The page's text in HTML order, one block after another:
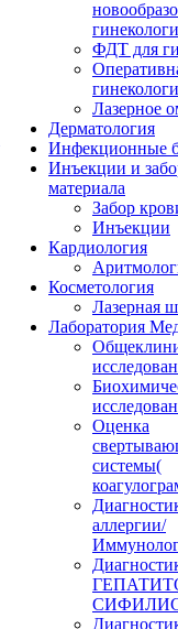
ФДТ для
Лазерное
Дерматология
Инфекционные
Инъекции и
материала
Забор
Инъекции
Кардиология
Косметология
Лазерная
Лаборатория
Оценка
системы(
аллергии/